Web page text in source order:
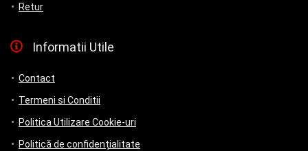
Retur
Informatii Utile
Contact
Termeni si Conditii
Politica Utilizare Cookie-uri
Politică de confidențialitate